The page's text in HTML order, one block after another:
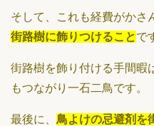
そして、これも経費がかさ
街路樹に飾りつけることで
街路樹を飾り付ける手間暇
もつながり一石二鳥です。
最後に、 鳥よけの忌避剤を